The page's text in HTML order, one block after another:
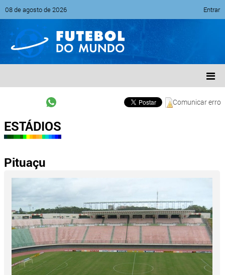
08 de agosto de 2026 Entrar
Comunicar erro
ESTÁDIOS
Pituaçu